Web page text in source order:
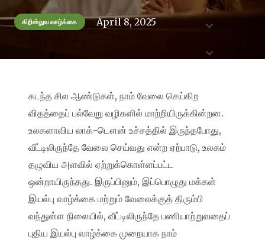
கிறிஸ்துவ வாழ்க்கை April 8, 2025
கடந்த சில ஆண்டுகள், நாம் வேலை செய்கிற
விதத்தைப் பல்வேறு வழிகளில் மாற்றியிருக்கின்றன.
உலகளாவிய லாக்-டௌன் உச்சத்தில் இருந்தபோது,
வீட்டிலிருந்தே வேலை செய்வது என்ற ஏற்பாடு, உலகம்
தழுவிய அளவில் ஏற்றுக்கொள்ளப்பட்ட
ஒன்றாயிருந்தது. இருப்பினும், இப்பொழுது மக்கள்
இயல்பு வாழ்க்கை மற்றும் வேலைக்குத் திரும்பி
வந்துள்ள நிலையில், வீட்டிலிருந்தே பணியாற்றுவதைப்
புதிய இயல்பு வாழ்க்கை முறையாக நாம்